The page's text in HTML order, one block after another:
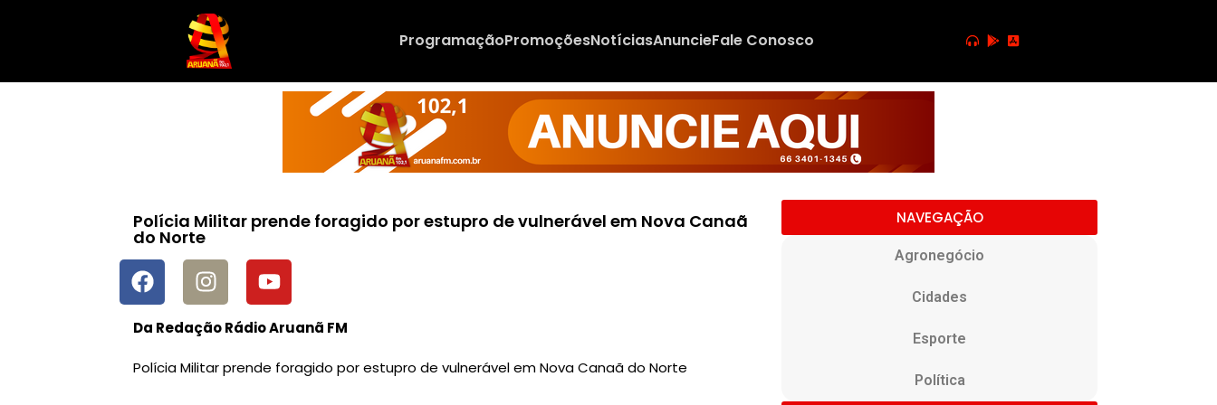
ProgramaçãoPromoçõesNotíciasAnuncieFale Conosco
Polícia Militar prende foragido por estupro de vulnerável em Nova Canaã
do Norte
Da Redação Rádio Aruanã FM
Polícia Militar prende foragido por estupro de vulnerável em Nova Canaã do Norte
NAVEGAÇÃO
Agronegócio
Cidades
Esporte
Política